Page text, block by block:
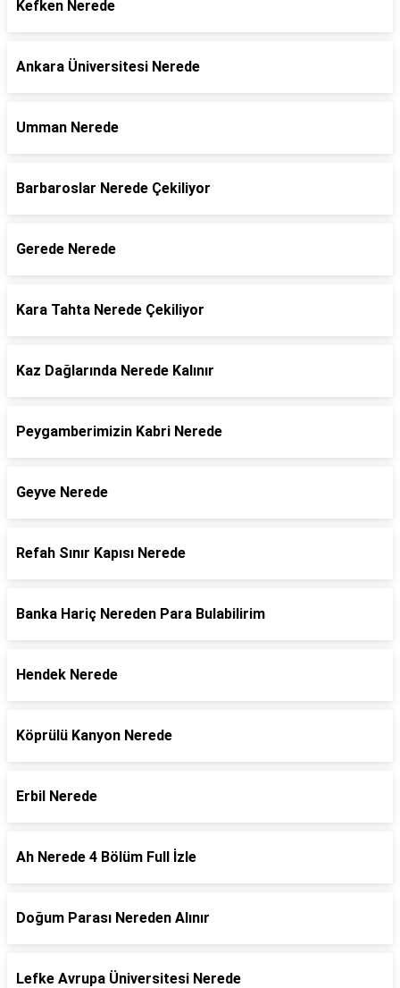
Kefken Nerede
Ankara Üniversitesi Nerede
Umman Nerede
Barbaroslar Nerede Çekiliyor
Gerede Nerede
Kara Tahta Nerede Çekiliyor
Kaz Dağlarında Nerede Kalınır
Peygamberimizin Kabri Nerede
Geyve Nerede
Refah Sınır Kapısı Nerede
Banka Hariç Nereden Para Bulabilirim
Hendek Nerede
Köprülü Kanyon Nerede
Erbil Nerede
Ah Nerede 4 Bölüm Full İzle
Doğum Parası Nereden Alınır
Lefke Avrupa Üniversitesi Nerede